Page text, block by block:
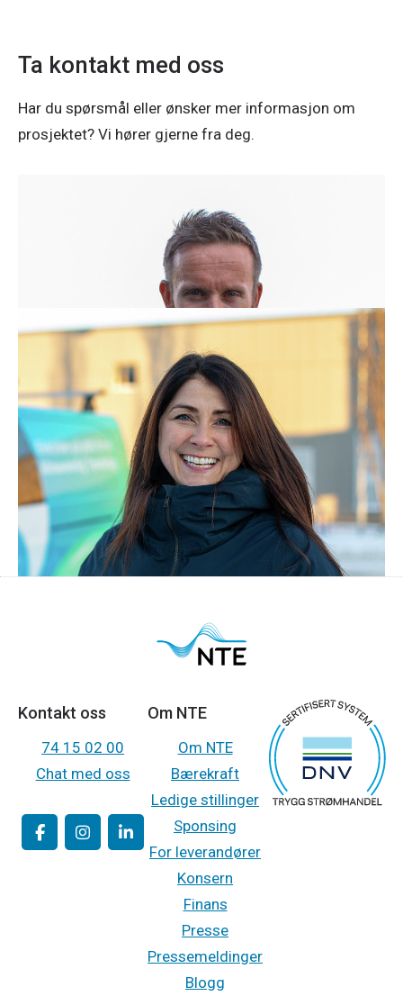
Ta kontakt med oss
Har du spørsmål eller ønsker mer informasjon om
prosjektet? Vi hører gjerne fra deg.
jo.langoygard@nte.no
Marit Gystøl
Avdelingsleder - Bærekraft
Telefon: 99 51 90 27
E-post:
marit.gystol@nte.no
Kontakt oss
74 15 02 00
Chat med oss
Om NTE
Om NTE
Bærekraft
Ledige stillinger
Sponsing
For leverandører
Konsern
Finans
Presse
Pressemeldinger
Blogg